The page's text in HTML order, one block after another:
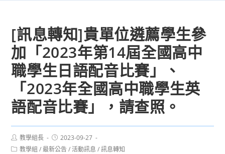
[訊息轉知]貴單位遴薦學生參
加「2023年第14屆全國高中
職學生日語配音比賽」、
「2023年全國高中職學生英
語配音比賽」，請查照。
Post
author:
教學組長
Post
published:
2023-09-27
Post教學組 / 最新公告 / 活動訊息 / 訊息轉知